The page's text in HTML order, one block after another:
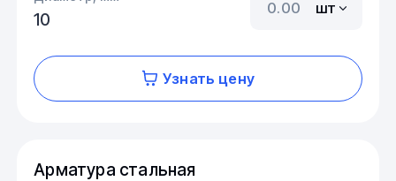
10
шт
Узнать цену
Арматура стальная